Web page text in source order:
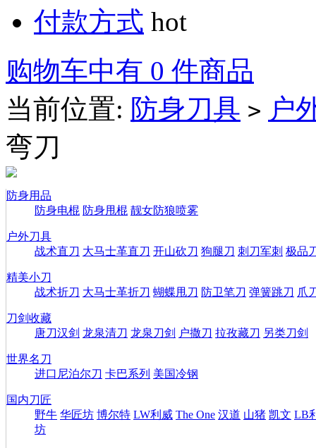
付款方式 hot
购物车中有 0 件商品
当前位置: 防身刀具 > 户
弯刀
防身用品
防身电棍 防身甩棍 靓女防狼喷雾
户外刀具
战术直刀 大马士革直刀 开山砍刀 狗腿刀 刺刀军刺 极品
精美小刀
战术折刀 大马士革折刀 蝴蝶甩刀 防卫笔刀 弹簧跳刀 爪
刀剑收藏
唐刀汉剑 龙泉清刀 龙泉刀剑 户撒刀 拉孜藏刀 另类刀剑
世界名刀
进口尼泊尔刀 卡巴系列 美国冷钢
国内刀匠
野牛 华匠坊 博尔特 LW利威 The One 汉道 山猪 凯文 LB
坊